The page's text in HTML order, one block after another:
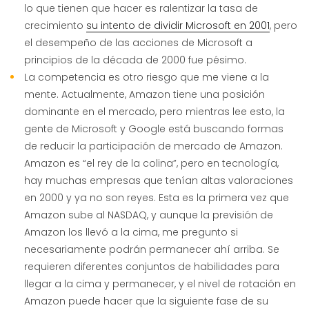
lo que tienen que hacer es ralentizar la tasa de
crecimiento su intento de dividir Microsoft en 2001, pero
el desempeño de las acciones de Microsoft a
principios de la década de 2000 fue pésimo.
La competencia es otro riesgo que me viene a la
mente. Actualmente, Amazon tiene una posición
dominante en el mercado, pero mientras lee esto, la
gente de Microsoft y Google está buscando formas
de reducir la participación de mercado de Amazon.
Amazon es “el rey de la colina”, pero en tecnología,
hay muchas empresas que tenían altas valoraciones
en 2000 y ya no son reyes. Esta es la primera vez que
Amazon sube al NASDAQ, y aunque la previsión de
Amazon los llevó a la cima, me pregunto si
necesariamente podrán permanecer ahí arriba. Se
requieren diferentes conjuntos de habilidades para
llegar a la cima y permanecer, y el nivel de rotación en
Amazon puede hacer que la siguiente fase de su